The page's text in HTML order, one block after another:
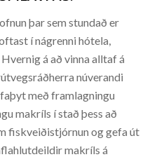
þar sem stundað er
í nágrenni hótela,
á að vinna alltaf á
núverandi
með framlagningu
makríls í stað þess að
fiskveiðistjórnun og gefa út
makríls á